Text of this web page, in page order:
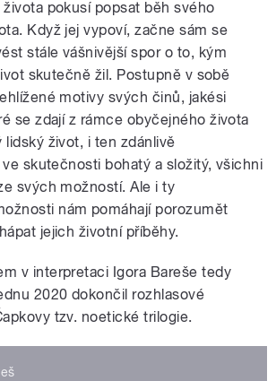
pokusí popsat běh svého
Když jej vypoví, začne sám se
stále vášnivější spor o to, kým
skutečně žil. Postupně v sobě
motivy svých činů, jakési
se zdají z rámce obyčejného života
lidský život, i ten zdánlivě
skutečnosti bohatý a složitý, všichni
svých možností. Ale i ty
nám pomáhají porozumět
jejich životní příběhy.
v interpretaci Igora Bareše tedy
2020 dokončil rozhlasové
tzv. noetické trilogie.